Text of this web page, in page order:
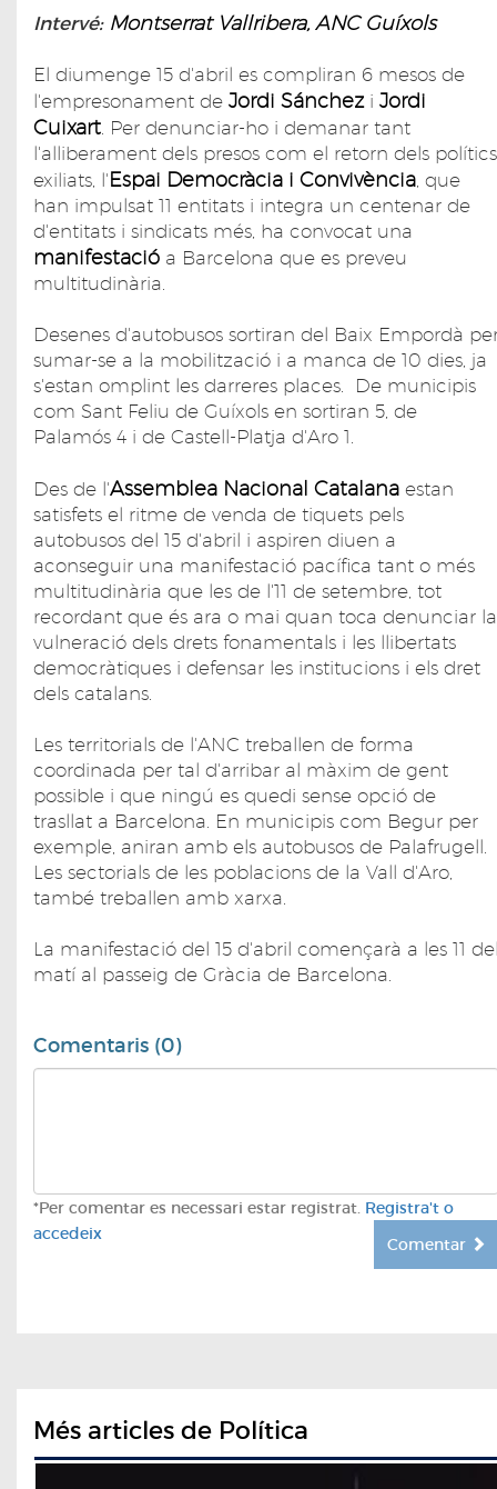
Intervé:Montserrat Vallribera, ANC Guíxols
El diumenge 15 d'abril es compliran 6 mesos de
l'empresonament de Jordi Sánchezi Jordi
Cuixart. Per denunciar-ho i demanar tant
l'alliberament dels presos com el retorn dels polítics
exiliats, l'Espai Democràcia i Convivència, que
han impulsat 11 entitats i integra un centenar de
d'entitats i sindicats més, ha convocat una
manifestació a Barcelona que es preveu
multitudinària.
Desenes d'autobusos sortiran del Baix Empordà
sumar-se a la mobilització i a manca de 10 dies, ja
s'estan omplint les darreres places. De municipis
com Sant Feliu de Guíxols en sortiran 5, de
Palamós 4 i de Castell-Platja d'Aro 1.
Des de l'Assemblea Nacional Catalana estan
satisfets el ritme de venda de tiquets pels
autobusos del 15 d'abril i aspiren diuen a
aconseguir una manifestació pacífica tant o més
multitudinària que les de l'11 de setembre, tot
recordant que és ara o mai quan toca denunciar la
vulneració dels drets fonamentals i les llibertats
democràtiques i defensar les institucions i els dret
dels catalans.
Les territorials de l'ANC treballen de forma
coordinada per tal d'arribar al màxim de gent
possible i que ningú es quedi sense opció de
trasllat a Barcelona. En municipis com Begur per
exemple, aniran amb els autobusos de Palafrugell.
Les sectorials de les poblacions de la Vall d'Aro,
també treballen amb xarxa.
La manifestació del 15 d'abril començarà a les 11
matí al passeig de Gràcia de Barcelona.
Comentaris (0)
*Per comentar es necessari estar registrat. Registra't o
accedeix
Comentar
Més articles de Política